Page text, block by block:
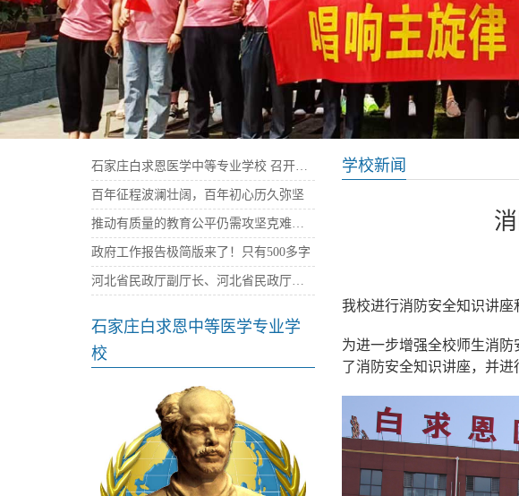
学校新闻
我校进行消防安全知识讲座
为进一步增强全校师生消
了消防安全知识讲座，并进
百年征程波澜壮阔，百年初心历久弥坚
政府工作报告极简版来了！只有500多字
石家庄白求恩中等医学专业学
校